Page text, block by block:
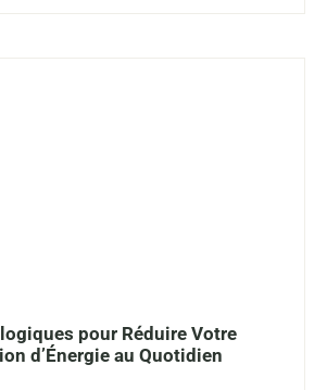
pour Réduire Votre
d’Énergie au Quotidien